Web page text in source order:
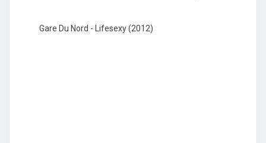
Gare Du Nord - Lifesexy (2012)